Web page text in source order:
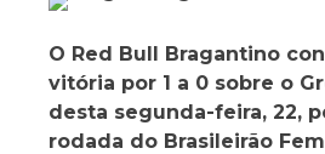
O Red Bull Bragantino
vitória por 1 a 0 sobre o
desta segunda-feira, 22,
rodada do Brasileirão